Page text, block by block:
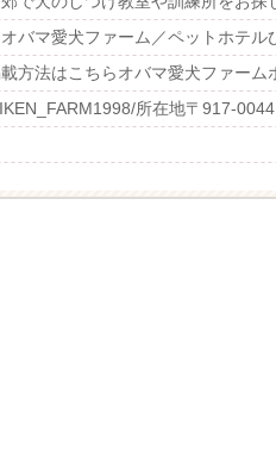
バマ愛犬ファーム／ペットホテ
方法はこちらオバマ愛犬ファー
所在地〒917-